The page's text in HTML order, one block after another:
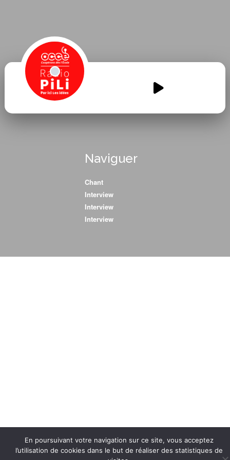
CM2-Beychac-et-Caillau-2-tous-
Naviguer
Chant
Interview
Interview
Interview
En poursuivant votre navigation sur ce site, vous acceptez
l’utilisation de cookies dans le but de réaliser des statistiques de